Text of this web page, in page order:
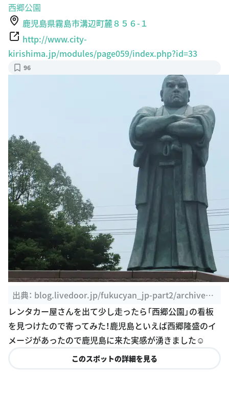
西郷公園
鹿児島県霧島市溝辺町麓８５６-１
http://www.city-
kirishima.jp/modules/page059/index.php?id=33
96
出典： blog.livedoor.jp/fukucyan_jp-part2/archives/
1476407.html
レンタカー屋さんを出て少し走ったら「西郷公園」の看板
を見つけたので寄ってみた！鹿児島といえば西郷隆盛のイ
メージがあったので鹿児島に来た実感が湧きました☺️
このスポットの詳細を見る